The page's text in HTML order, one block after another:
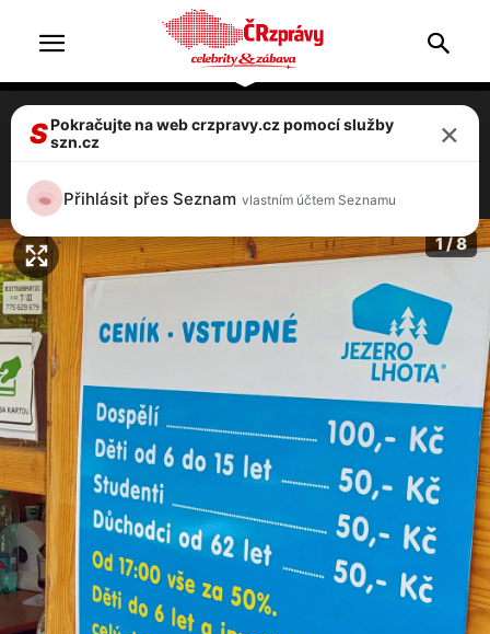
Nejkrásnější pláž? Na jezero Lhota míří i
1 / 8
SPokračujte na web crzpravy.cz pomocí služby
szn.cz
×
Přihlásit přes Seznam vlastním účtem Seznamu